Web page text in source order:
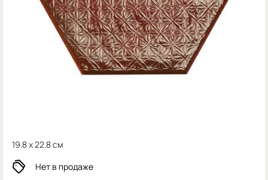
19.8 x 22.8 см
Нет в продаже